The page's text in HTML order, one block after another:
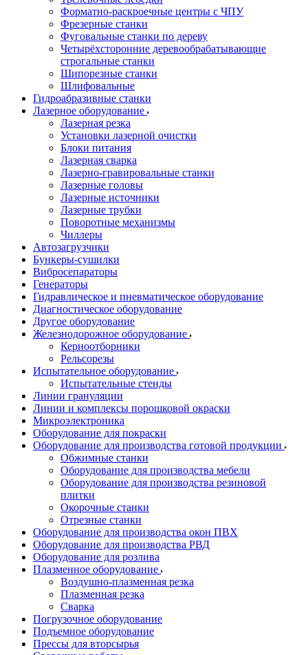
Форматно-раскроечные центры с ЧПУ
Фрезерные станки
Фуговальные станки по дереву
Четырёхсторонние деревообрабатывающие
строгальные станки
Шипорезные станки
Шлифовальные
Гидроабразивные станки
Лазерное оборудование
Лазерная резка
Установки лазерной очистки
Блоки питания
Лазерная сварка
Лазерно-гравировальные станки
Лазерные головы
Лазерные источники
Лазерные трубки
Поворотные механизмы
Чиллеры
Автозагрузчики
Бункеры-сушилки
Вибросепараторы
Генераторы
Гидравлическое и пневматическое оборудование
Диагностическое оборудование
Другое оборудование
Железнодорожное оборудование
Керноотборники
Рельсорезы
Испытательное оборудование
Испытательные стенды
Линии грануляции
Линии и комплексы порошковой окраски
Микроэлектроника
Оборудование для покраски
Оборудование для производства готовой продукции
Обжимные станки
Оборудование для производства мебели
Оборудование для производства резиновой
плитки
Окорочные станки
Отрезные станки
Оборудование для производства окон ПВХ
Оборудование для производства РВД
Оборудование для розлива
Плазменное оборудование
Воздушно-плазменная резка
Плазменная резка
Сварка
Погрузочное оборудование
Подъемное оборудование
Прессы для вторсырья